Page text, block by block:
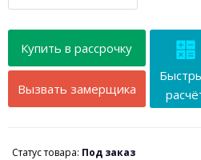
Купить в рассрочку
Вызвать замерщика
Статус товара: Под заказ